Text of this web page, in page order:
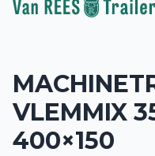
VLEMMIX
400×150